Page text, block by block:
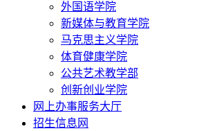
外国语学院
新媒体与教育学院
马克思主义学院
体育健康学院
公共艺术教学部
创新创业学院
网上办事服务大厅
招生信息网